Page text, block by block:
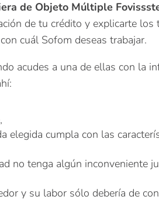
de Objeto Múltiple
de tu crédito y explicarte los
cuál Sofom deseas trabajar.
acudes a una de ellas con la
elegida cumpla con las
no tenga algún inconveniente
y su labor sólo debería de